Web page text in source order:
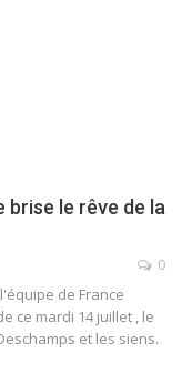
brise le rêve de la
0
de France
ce mardi 14 juillet , le
et les siens.